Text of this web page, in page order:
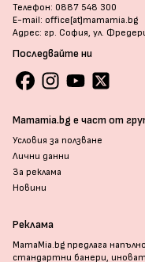
Телефон: 0887 548 300
E-mail: office[at]mamamia.bg
Адрес: гр. София, ул.
Последвайте ни
Mamamia.bg е част от
Условия за ползване
Лични данни
За реклама
Новини
Реклама
MamaMia.bg предлага
стандартни банери,